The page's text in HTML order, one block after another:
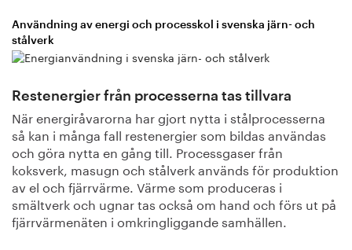
Användning av energi och processkol i svenska järn- och
stålverk
Restenergier från processerna tas tillvara
När energiråvarorna har gjort nytta i stålprocesserna
så kan i många fall restenergier som bildas användas
och göra nytta en gång till. Processgaser från
koksverk, masugn och stålverk används för produktion
av el och fjärrvärme. Värme som produceras i
smältverk och ugnar tas också om hand och förs ut på
fjärrvärmenäten i omkringliggande samhällen.